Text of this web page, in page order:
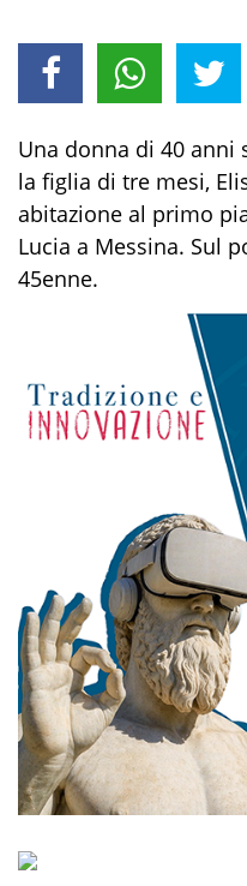
Una donna di 40 anni
la figlia di tre mesi,
abitazione al primo
Lucia a Messina. Sul
45enne.